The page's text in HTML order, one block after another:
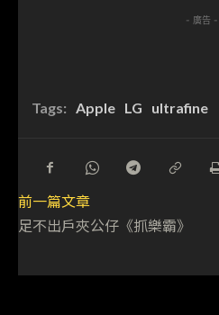
- 廣告 -
Tags: Apple LG ultrafine
前一篇文章
足不出戶夾公仔《抓樂霸》